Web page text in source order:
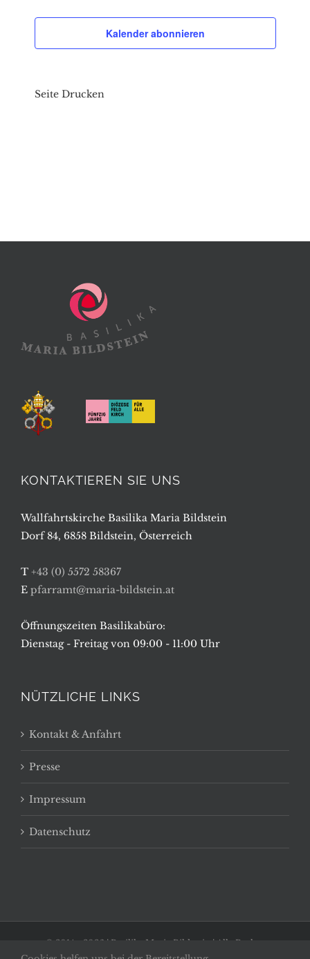
Kalender abonnieren
Seite Drucken
KONTAKTIEREN SIE UNS
Wallfahrtskirche Basilika Maria Bildstein
Dorf 84, 6858 Bildstein, Österreich
T +43 (0) 5572 58367
E pfarramt@maria-bildstein.at
Öffnungszeiten Basilikabüro:
Dienstag - Freitag von 09:00 - 11:00 Uhr
NÜTZLICHE LINKS
Kontakt & Anfahrt
Presse
Impressum
Datenschutz
© 2014 - 2026 | Basilika Maria Bildstein | Alle Rechte